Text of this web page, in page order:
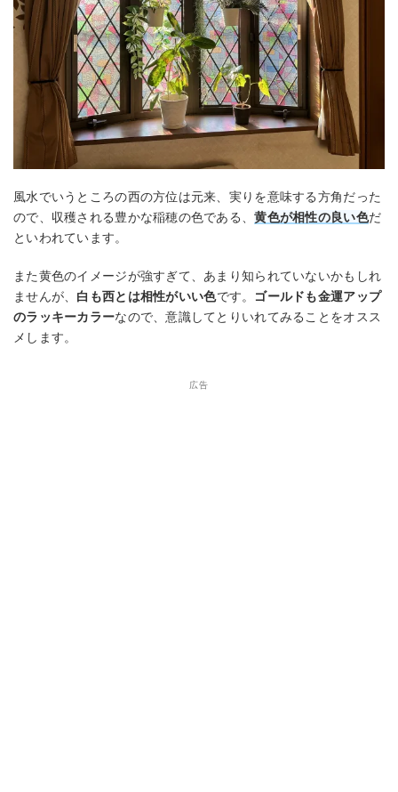
風水でいうところの西の方位は元来、実りを意味する方角だった
ので、収穫される豊かな稲穂の色である、黄色が相性の良い色だ
といわれています。
また黄色のイメージが強すぎて、あまり知られていないかもしれ
ませんが、 白も西とは相性がいい色です。
ゴールドも金運アップ
のラッキーカラーなので、意識してとりいれてみることをオスス
メします。
広告